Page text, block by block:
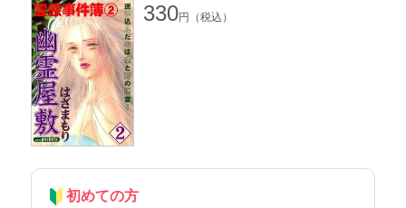
330円（税込）
初めての方